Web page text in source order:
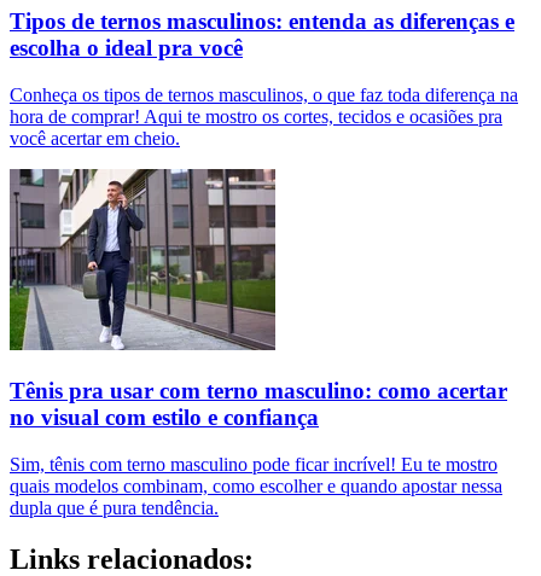
Tipos de ternos masculinos: entenda as diferenças e
escolha o ideal pra você
Conheça os tipos de ternos masculinos, o que faz toda diferença na
hora de comprar! Aqui te mostro os cortes, tecidos e ocasiões pra
você acertar em cheio.
Tênis pra usar com terno masculino: como acertar
no visual com estilo e confiança
Sim, tênis com terno masculino pode ficar incrível! Eu te mostro
quais modelos combinam, como escolher e quando apostar nessa
dupla que é pura tendência.
Links relacionados: